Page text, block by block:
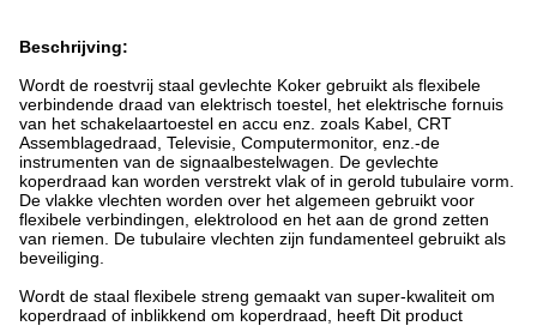
Beschrijving:
Wordt de roestvrij staal gevlechte Koker gebruikt als flexibele
verbindende draad van elektrisch toestel, het elektrische fornuis
van het schakelaartoestel en accu enz. zoals Kabel, CRT
Assemblagedraad, Televisie, Computermonitor, enz.-de
instrumenten van de signaalbestelwagen. De gevlechte
koperdraad kan worden verstrekt vlak of in gerold tubulaire vorm.
De vlakke vlechten worden over het algemeen gebruikt voor
flexibele verbindingen, elektrolood en het aan de grond zetten
van riemen. De tubulaire vlechten zijn fundamenteel gebruikt als
beveiliging.
Wordt de staal flexibele streng gemaakt van super-kwaliteit om
koperdraad of inblikkend om koperdraad, heeft Dit product